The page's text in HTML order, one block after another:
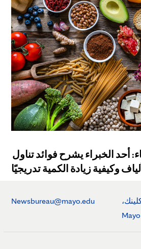
أحد الخبراء يشرح فوائد تناول
وكيفية زيادة الكمية تدريجيًا
Newsbureau@mayo.edu